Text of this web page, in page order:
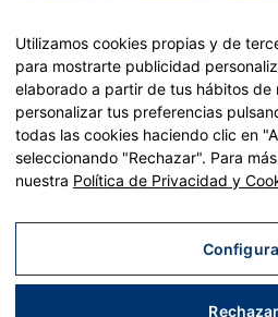
Plan de Recuperación, Transformación
Recuperación y resiliencia,
2021/241 del Parlamento Europeo y
de 2021. Componente 11, Inversión
Utilizamos cookies propias y de
para mostrarte publicidad
elaborado a partir de tus hábitos de
personalizar tus preferencias
todas las cookies haciendo clic en
seleccionando "Rechazar". Para
nuestra Política de Privacidad y
Rechazar